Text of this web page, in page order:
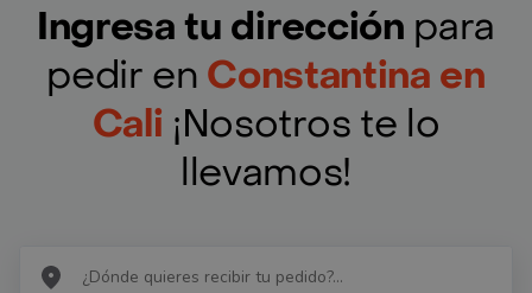
Ingresa tu dirección para
pedir en Constantina en
Cali ¡Nosotros te lo
llevamos!